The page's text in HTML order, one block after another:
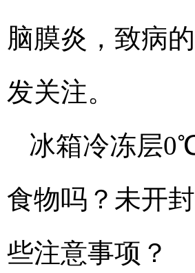
脑膜炎，致病
发关注。
冰箱冷冻层
食物吗？未开
些注意事项？